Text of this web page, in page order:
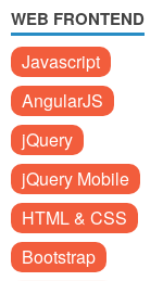
WEB FRONTEND
Javascript
AngularJS
jQuery
jQuery Mobile
HTML & CSS
Bootstrap